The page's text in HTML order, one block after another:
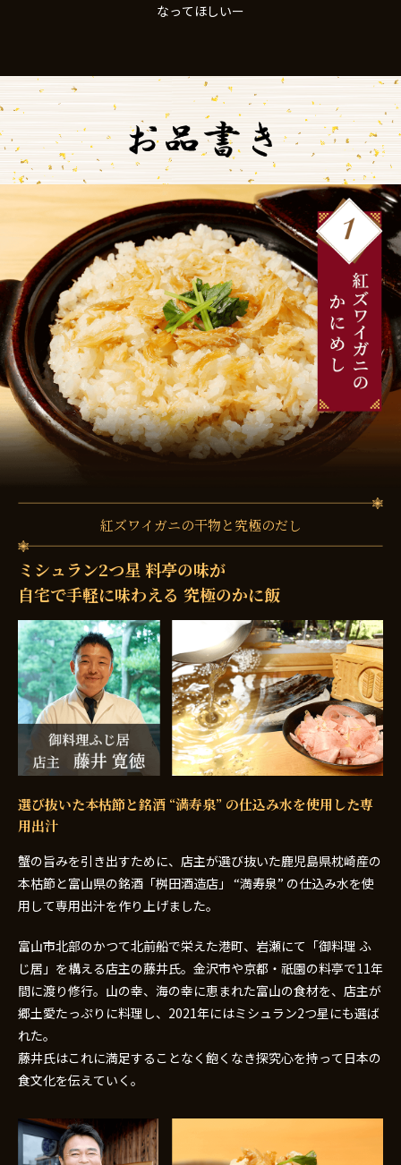
なってほしいー
紅ズワイガニの干物と究極のだし
ミシュラン2つ星 料亭の味が
自宅で手軽に味わえる 究極のかに飯
選び抜いた本枯節と銘酒 “満寿泉” の仕込み水を使用した専
用出汁
蟹の旨みを引き出すために、店主が選び抜いた鹿児島県枕崎産の
本枯節と富山県の銘酒「桝田酒造店」 “満寿泉” の仕込み水を使
用して専用出汁を作り上げました。
富山市北部のかつて北前船で栄えた港町、岩瀬にて「御料理 ふ
じ居」を構える店主の藤井氏。金沢市や京都・祇園の料亭で11年
間に渡り修行。山の幸、海の幸に恵まれた富山の食材を、店主が
郷土愛たっぷりに料理し、2021年にはミシュラン2つ星にも選ば
れた。
藤井氏はこれに満足することなく飽くなき探究心を持って日本の
食文化を伝えていく。